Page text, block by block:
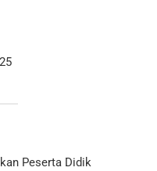
Peserta Didik